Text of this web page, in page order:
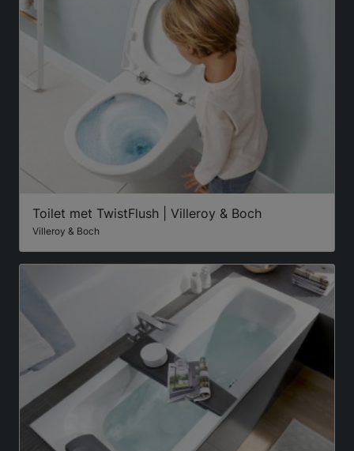
Toilet met TwistFlush | Villeroy & Boch
Villeroy & Boch